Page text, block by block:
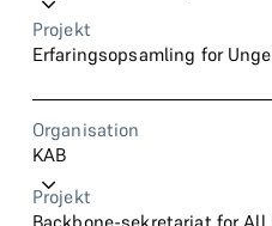
Projekt
Erfaringsopsamling for
Dato
2026
Analyse & forandring
erfaringsopsamling af
Organisation
KAB
Projekt